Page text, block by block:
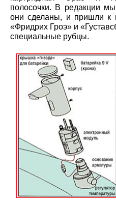
полосочки. В редакции
они сделаны, и пришли к
«Фридрих Гроэ» и
специальные рубцы.